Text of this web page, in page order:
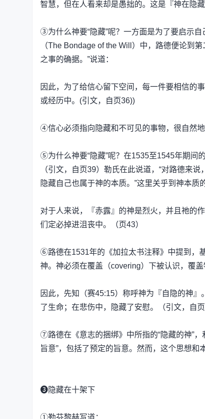
智慧，但在人看来却是愚拙的。这是『神在隐
③为什么神要“隐藏”呢？一方面是为了要启示
（The Bondage of the Will）中，路德便论到
之事的确据。”说道：
因此，为了给信心留下空间，每一件要相信的
或经历中。(引文，自页36))
④信心必须指向隐藏和不可见的事物，很自然
⑤为什么神要“隐藏”呢？在1535至1545年期间
（引文，自页39）勒氏在此说道，“对路德来
隐藏自己也属于神的本质。”这里关乎到神本质
对于人来说，『赤露』的神是烈火，并且祂的
们定必掉进沮丧中。（页43）
⑥路德在1531年的《加拉太书注释》中提到，
神。神必须在覆盖（covering）下被认识，覆盖
因此，先知（赛45:15）称呼神为『自隐的神
了生命；在悲伤中，隐藏了安慰。（引文，自页
⑦路德在《意志的捆绑》中所指的“隐藏的神”，
旨意”，包括了预定的旨意。然而，这个思想和
❸隐藏在十架下
①勒芬黎赫写道：